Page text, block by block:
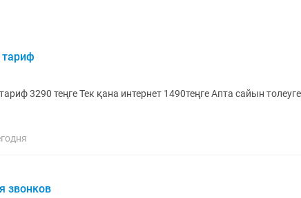
3290 теңге Тек қана интернет 1490теңге Апта сайын
звонков